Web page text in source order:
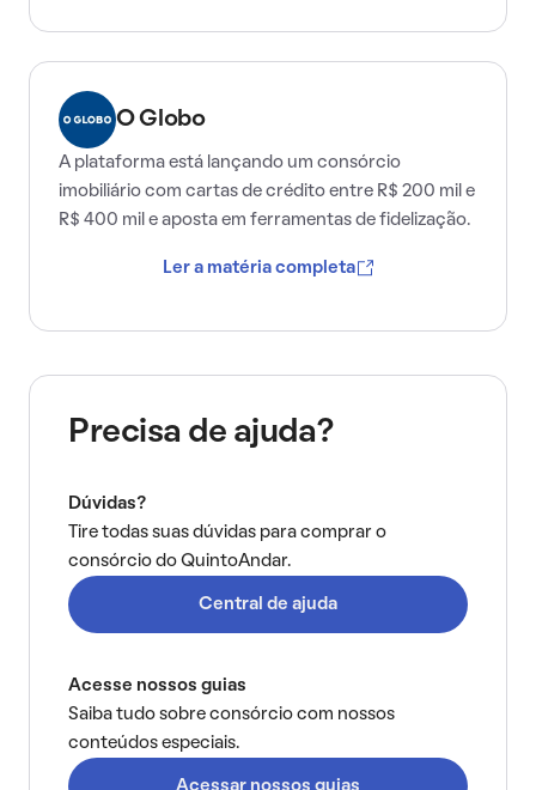
O Globo
A plataforma está lançando um consórcio
imobiliário com cartas de crédito entre R$ 200 mil e
R$ 400 mil e aposta em ferramentas de fidelização.
Ler a matéria completa
Precisa de ajuda?
Dúvidas?
Tire todas suas dúvidas para comprar o
consórcio do QuintoAndar.
Central de ajuda
Acesse nossos guias
Saiba tudo sobre consórcio com nossos
conteúdos especiais.